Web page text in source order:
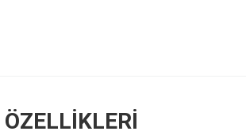
ÖZELLIKLERI